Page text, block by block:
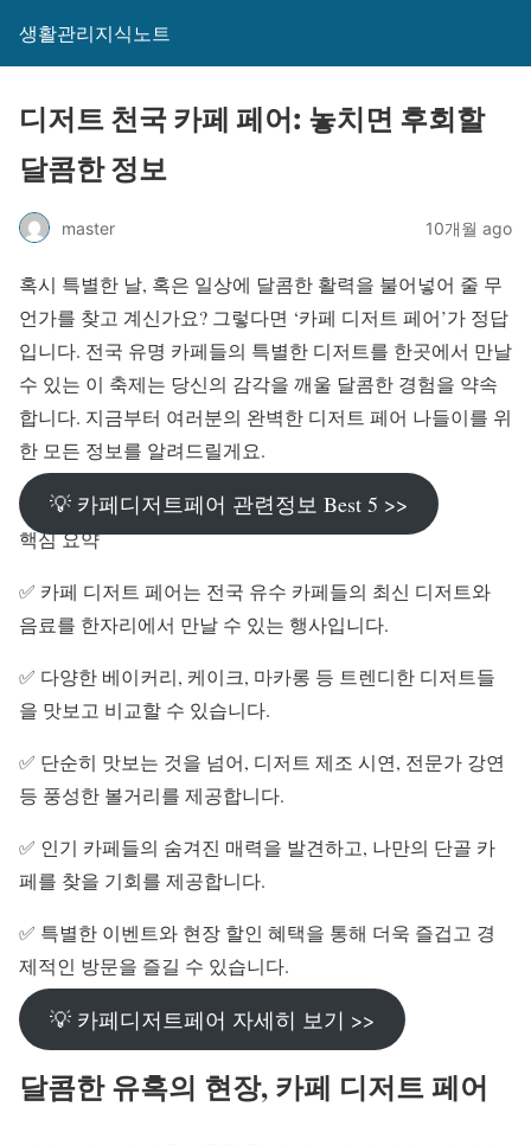
생활관리지식노트
디저트 천국 카페 페어: 놓치면 후회할
달콤한 정보
master 10개월 ago
혹시 특별한 날, 혹은 일상에 달콤한 활력을 불어넣어 줄 무
언가를 찾고 계신가요? 그렇다면 ‘카페 디저트 페어’가 정답
입니다. 전국 유명 카페들의 특별한 디저트를 한곳에서 만날
수 있는 이 축제는 당신의 감각을 깨울 달콤한 경험을 약속
합니다. 지금부터 여러분의 완벽한 디저트 페어 나들이를 위
한 모든 정보를 알려드릴게요.
💡 카페디저트페어 관련정보 Best 5 >>
핵심 요약
✅ 카페 디저트 페어는 전국 유수 카페들의 최신 디저트와
음료를 한자리에서 만날 수 있는 행사입니다.
✅ 다양한 베이커리, 케이크, 마카롱 등 트렌디한 디저트들
을 맛보고 비교할 수 있습니다.
✅ 단순히 맛보는 것을 넘어, 디저트 제조 시연, 전문가 강연
등 풍성한 볼거리를 제공합니다.
✅ 인기 카페들의 숨겨진 매력을 발견하고, 나만의 단골 카
페를 찾을 기회를 제공합니다.
✅ 특별한 이벤트와 현장 할인 혜택을 통해 더욱 즐겁고 경
제적인 방문을 즐길 수 있습니다.
💡 카페디저트페어 자세히 보기 >>
달콤한 유혹의 현장, 카페 디저트 페어